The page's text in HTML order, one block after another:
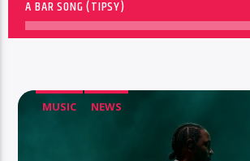
A BAR SONG (TIPSY)
MUSIC NEWS